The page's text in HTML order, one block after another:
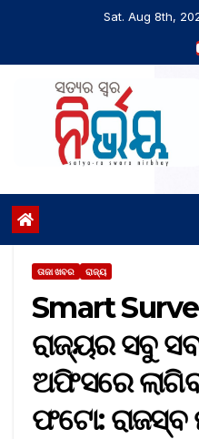
Sat. Aug 8th,
ତାଜା ଖବର ରାଜ୍ୟ
Smart
ରାଜ୍ୟର ସବୁ
ଅଫିସରେ
ଫଟୋ: ରାଜସ୍ବ